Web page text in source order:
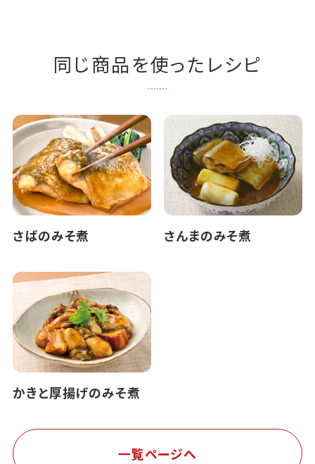
同じ商品を使ったレシピ
さばのみそ煮 さんまのみそ煮
かきと厚揚げのみそ煮
一覧ページへ